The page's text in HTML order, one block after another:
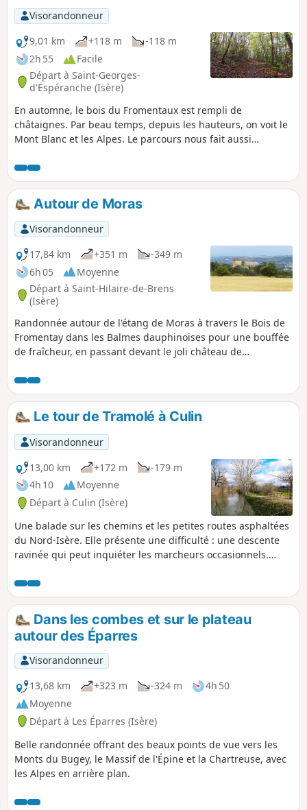
Visorandonneur
9,01 km
+118 m
-118 m
2h 55
Facile
Départ à Saint-Georges-
d'Espéranche (Isère)
En automne, le bois du Fromentaux est rempli de
châtaignes. Par beau temps, depuis les hauteurs, on voit le
Mont Blanc et les Alpes. Le parcours nous fait aussi
Beaume et les Combes, nous fait franchir le petit ruisseau
de La Vesonne et revenir par le paisible étang du By. On
longe aussi de nombreux prés où paissent des chevaux.
Autour de Moras
Visorandonneur
17,84 km
+351 m
-349 m
6h 05
Moyenne
Départ à Saint-Hilaire-de-Brens
(Isère)
Randonnée autour de l'étang de Moras à travers le Bois de
Fromentay dans les Balmes dauphinoises pour une bouffée
de fraîcheur, en passant devant le joli château de
Le tour de Tramolé à Culin
Visorandonneur
13,00 km
+172 m
-179 m
4h 10
Moyenne
Départ à Culin (Isère)
Une balade sur les chemins et les petites routes asphaltées
du Nord-Isère. Elle présente une difficulté : une descente
ravinée qui peut inquiéter les marcheurs occasionnels.
Dans les combes et sur le plateau
autour des Éparres
Visorandonneur
13,68 km
+323 m -324 m
4h 50
Moyenne
Départ à Les Éparres (Isère)
Belle randonnée offrant des beaux points de vue vers les
Monts du Bugey, le Massif de l'Épine et la Chartreuse, avec
les Alpes en arrière plan.